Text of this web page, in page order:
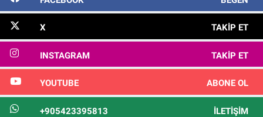
X TAKIP ET
INSTAGRAM TAKIP ET
YOUTUBE ABONE OL
+905423395813 İLETIŞIM